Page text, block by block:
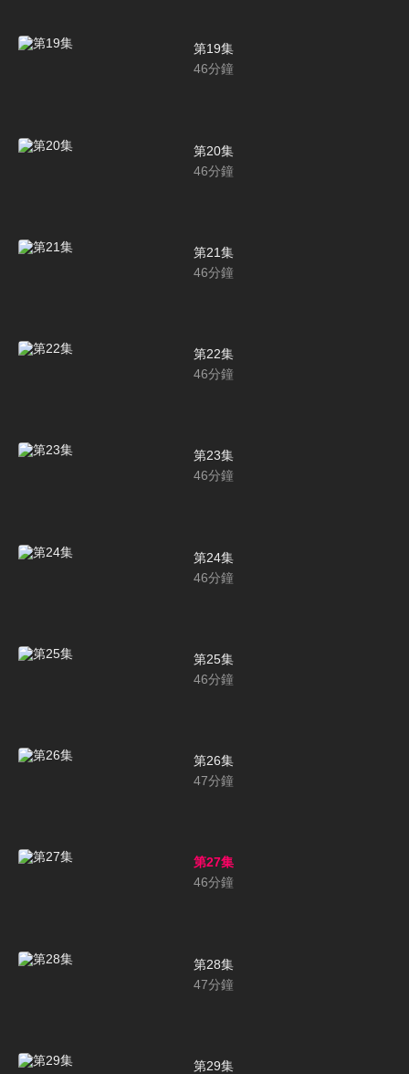
第19集
46分鐘
第20集
46分鐘
第21集
46分鐘
第22集
46分鐘
第23集
46分鐘
第24集
46分鐘
第25集
46分鐘
第26集
47分鐘
第27集
46分鐘
第28集
47分鐘
第29集